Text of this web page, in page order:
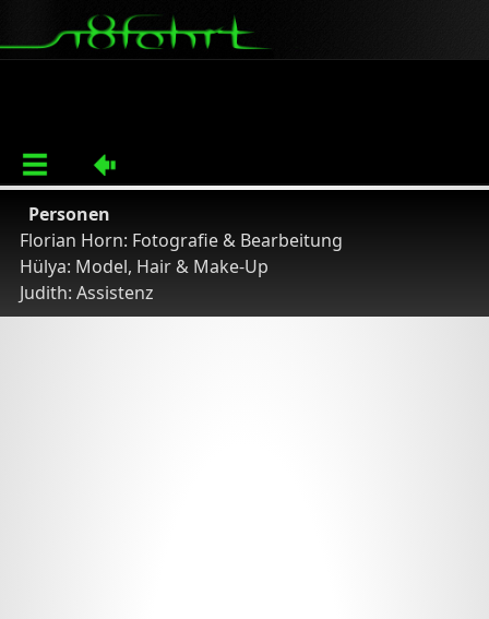
Personen
Florian Horn: Fotografie & Bearbeitung
Hülya: Model, Hair & Make-Up
Judith: Assistenz